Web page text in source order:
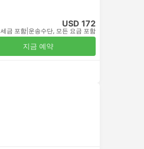
USD 172
세금 포함 운송수단, 모든 요금 포함
지금 예약